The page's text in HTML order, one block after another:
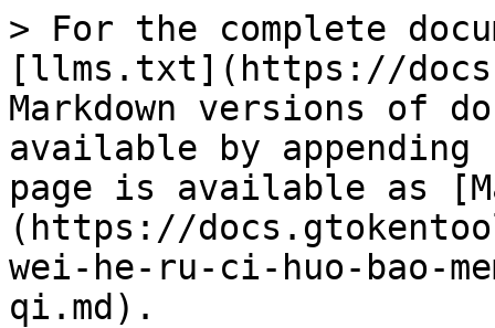
> For the complete
[llms.txt](https://
Markdown versions of
available by
page is available as
(https://
wei-he-ru-ci-huo-bao-
qi.md).